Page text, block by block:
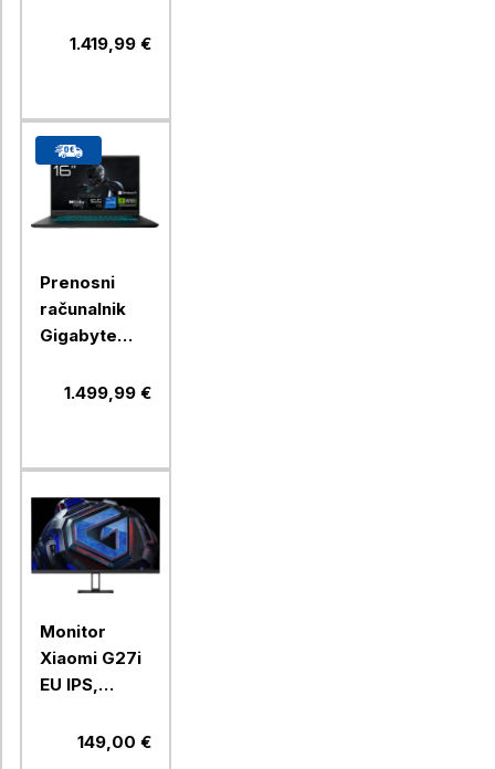
50RK Intel
16GB / 1TB /
RTX 5060 /
15,6" / DOS
1.419,99 €
Prenosni
računalnik
Gigabyte
CTHI3EE893SH
16GB / 512GB
/ RTX /
Windows 11
Home
1.499,99 €
Monitor
Xiaomi G27i
EU IPS,
165Hz, 1ms,
149,00 €